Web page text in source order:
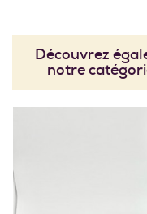
Découvrez
notre